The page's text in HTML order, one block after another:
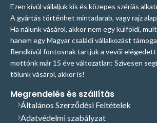
Ezen kívül vállaljuk kis és közepes szériás
A gyártás történhet mintadarab, vagy rajz
Ha nálunk vásárol, akkor nem egy külföldi,
hanem egy Magyar családi vállalkozást
Rendkívül fontosnak tartjuk a vevői
mottónk már 15 éve változatlan: Szívesen
tőlünk vásárol, akkor is!
Megrendelés és szállítás
Általános Szerződési Feltételek
Adatvédelmi szabályzat